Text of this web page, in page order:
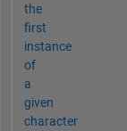
the
first
instance
of
a
given
character